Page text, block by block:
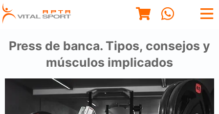
Press de banca. Tipos, consejos y
músculos implicados